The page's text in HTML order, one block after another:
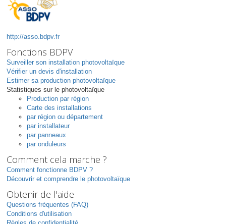
http://asso.bdpv.fr
Fonctions BDPV
Surveiller son installation photovoltaïque
Vérifier un devis d'installation
Estimer sa production photovoltaïque
Statistiques sur le photovoltaïque
Production par région
Carte des installations
par région ou département
par installateur
par panneaux
par onduleurs
Comment cela marche ?
Comment fonctionne BDPV ?
Découvrir et comprendre le photovoltaïque
Obtenir de l'aide
Questions fréquentes (FAQ)
Conditions d'utilisation